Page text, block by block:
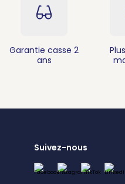
Garantie casse 2
ans
Suivez-nous